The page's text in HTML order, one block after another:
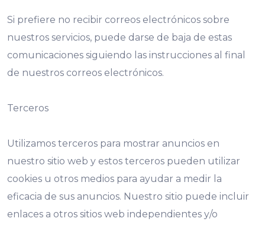
Si prefiere no recibir correos electrónicos sobre
nuestros servicios, puede darse de baja de estas
comunicaciones siguiendo las instrucciones al final
de nuestros correos electrónicos.
Terceros
Utilizamos terceros para mostrar anuncios en
nuestro sitio web y estos terceros pueden utilizar
cookies u otros medios para ayudar a medir la
eficacia de sus anuncios. Nuestro sitio puede incluir
enlaces a otros sitios web independientes y/o